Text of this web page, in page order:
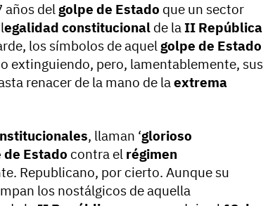
años del golpe de Estado que un sector
egalidad constitucional de la II República
los símbolos de aquel golpe de Estado
extinguiendo, pero, lamentablemente, sus
renacer de la mano de laextrema
, llaman ‘glorioso
de Estado contra el régimen
Republicano, por cierto. Aunque su
los nostálgicos de aquella